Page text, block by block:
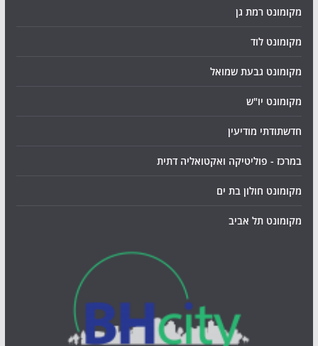
מקומונט רמת גן
מקומונט לוד
מקומונט גבעת שמואל
מקומונט יו"ש
חדשתודתי מודיעין
במרכז - פוליטיקה ואקטואליה דתית
מקומונט חולון בת ים
מקומונט תל אביב